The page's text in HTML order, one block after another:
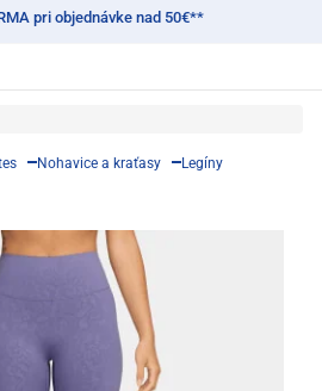
pri objednávke nad 50€**
Nohavice a kraťasy
Legíny